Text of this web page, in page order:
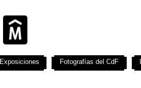
Exposiciones Fotografías del CdF